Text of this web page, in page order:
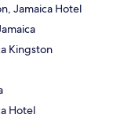
Jamaica Hotel
Kingston
Hotel